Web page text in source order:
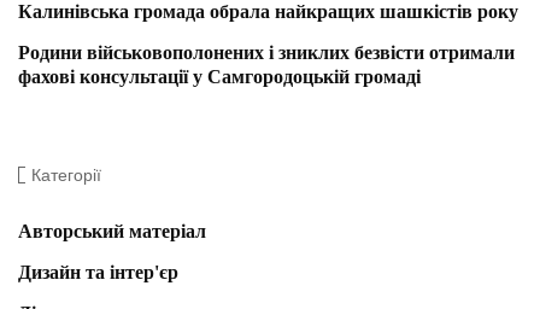
Калинівська громада обрала найкращих шашкістів року
Родини військовополонених і зниклих безвісти отримали
фахові консультації у Самгородоцькій громаді
Категорії
Авторський матеріал
Дизайн та інтер'єр